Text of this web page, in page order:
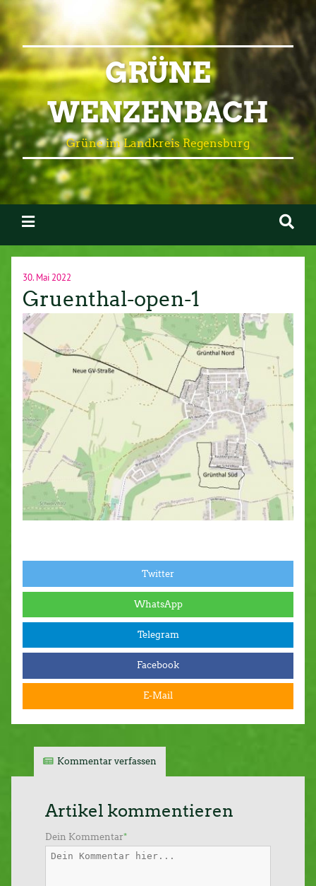
GRÜNE
WENZENBACH
Grüne im Landkreis Regensburg
30. Mai 2022
Gruenthal-open-1
Twitter
WhatsApp
Telegram
Facebook
E-Mail
Kommentar verfassen
Artikel kommentieren
Dein Kommentar*